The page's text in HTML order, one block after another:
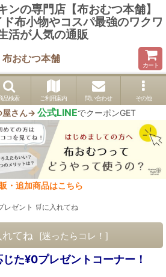
ンの専門店【布おむつ本舗】
布小物やコスパ最強のワクワ
活が人気の通販
布おむつ本舗
カート
品検索 ご利用案内 問い合わせ その他
屋さん→ 公式LINEでクーポンGET
・追加商品はこちら
レゼント 🛒に入れてね
てね [迷ったらコレ！ ]
た¥0プレゼントコーナー！